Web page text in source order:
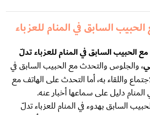
السابق في المنام للعزباء
الحبيب السابق في المنام للعزباء تدلّ
، والجلوس والتحدث مع الحبيب السابق في
واللقاء به، أما التحدث على الهاتف مع
دليل على سماعها أخبار عنه.
السابق بهدوء في المنام للعزباء تدلّ